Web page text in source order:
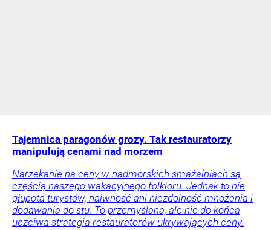
Tajemnica paragonów grozy. Tak restauratorzy
manipulują cenami nad morzem
Narzekanie na ceny w nadmorskich smażalniach są
częścią naszego wakacyjnego folkloru. Jednak to nie
głupota turystów, naiwność ani niezdolność mnożenia i
dodawania do stu. To przemyślana, ale nie do końca
uczciwa strategia restauratorów ukrywających ceny.